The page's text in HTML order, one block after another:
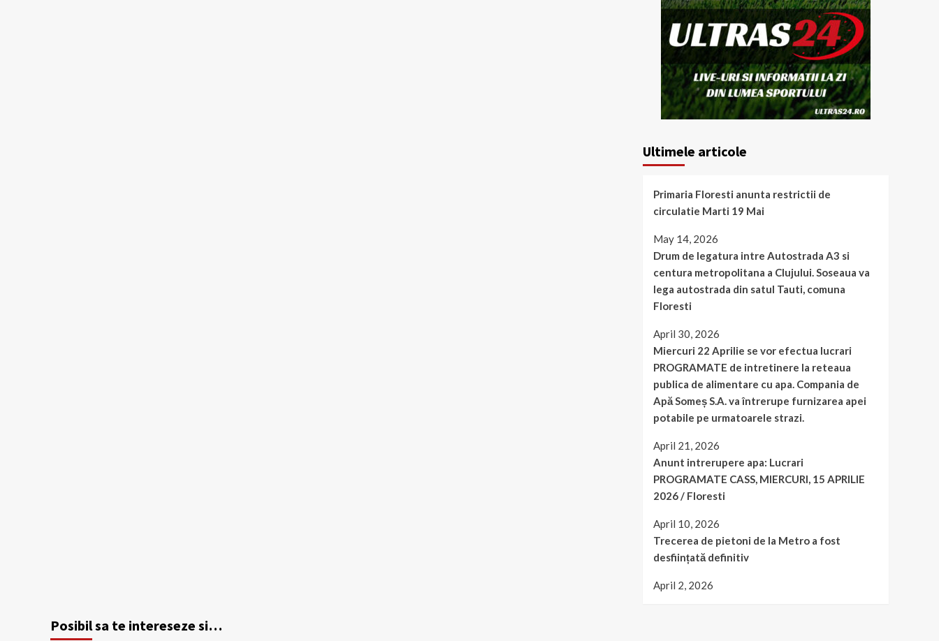
Ultimele articole
Primaria Floresti anunta restrictii de
circulatie Marti 19 Mai
May 14, 2026
Drum de legatura intre Autostrada A3 si
centura metropolitana a Clujului. Soseaua va
lega autostrada din satul Tauti, comuna
Floresti
April 30, 2026
Miercuri 22 Aprilie se vor efectua lucrari
PROGRAMATE de intretinere la reteaua
publica de alimentare cu apa. Compania de
Apă Someș S.A. va întrerupe furnizarea apei
potabile pe urmatoarele strazi.
April 21, 2026
Anunt intrerupere apa: Lucrari
PROGRAMATE CASS, MIERCURI, 15 APRILIE
2026 / Floresti
April 10, 2026
Trecerea de pietoni de la Metro a fost
desființată definitiv
April 2, 2026
Posibil sa te intereseze si…